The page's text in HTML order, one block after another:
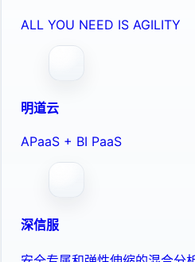
ALL YOU NEED IS AGILITY
明道云
APaaS + BI PaaS
深信服